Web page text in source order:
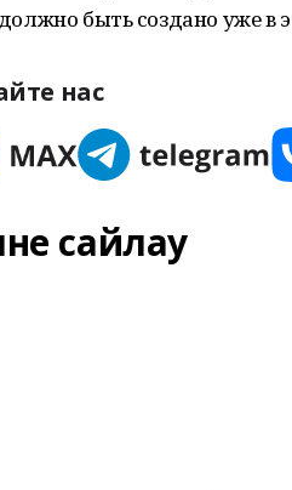
быть создано уже в
нас
сайлау